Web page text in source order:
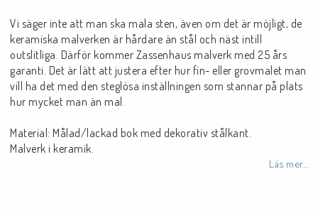
Vi säger inte att man ska mala sten, även om det är möjligt, de
keramiska malverken är hårdare än stål och näst intill
outslitliga. Därför kommer Zassenhaus malverk med 25 års
garanti. Det är lätt att justera efter hur fin- eller grovmalet man
vill ha det med den steglösa inställningen som stannar på plats
hur mycket man än mal.
Material: Målad/lackad bok med dekorativ stålkant.
Malverk i keramik.
Läs mer...